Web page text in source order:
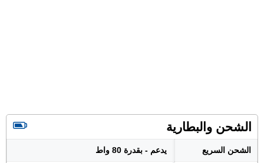
الشحن والبطارية
الشحن السريع يدعم - بقدرة 80 واط